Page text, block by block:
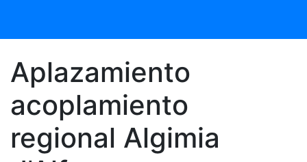
Aplazamiento
acoplamiento
regional Algimia